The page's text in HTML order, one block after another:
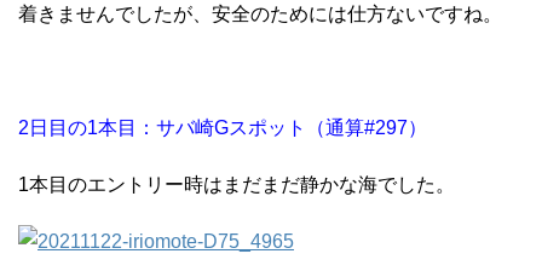
着きませんでしたが、安全のためには仕方ないですね。
2日目の1本目：サバ崎Gスポット（通算#297）
1本目のエントリー時はまだまだ静かな海でした。